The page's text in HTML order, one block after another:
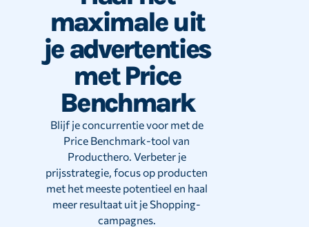
maximale uit
je advertenties
met Price
Benchmark
Blijf je concurrentie voor met de
Price Benchmark-tool van
Producthero. Verbeter je
prijsstrategie, focus op producten
met het meeste potentieel en haal
meer resultaat uit je Shopping-
campagnes.